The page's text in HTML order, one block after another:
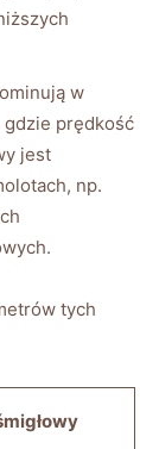
w
prędkość
jest‌
np.
​tych​